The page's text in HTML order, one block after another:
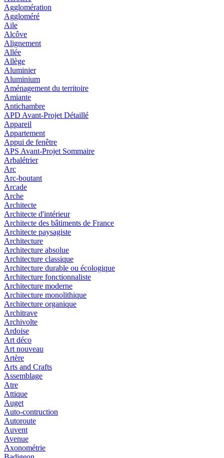
Agglomération
Aggloméré
Aile
Alcôve
Alignement
Allée
Allège
Aluminier
Aluminium
Aménagement du territoire
Amiante
Antichambre
APD Avant-Projet Détaillé
Appareil
Appartement
Appui de fenêtre
APS Avant-Projet Sommaire
Arbalétrier
Arc
Arc-boutant
Arcade
Arche
Architecte
Architecte d'intérieur
Architecte des bâtiments de France
Architecte paysagiste
Architecture
Architecture absolue
Architecture classique
Architecture durable ou écologique
Architecture fonctionnaliste
Architecture moderne
Architecture monolithique
Architecture organique
Architrave
Archivolte
Ardoise
Art déco
Art nouveau
Artère
Arts and Crafts
Assemblage
Atre
Attique
Auget
Auto-contruction
Autoroute
Auvent
Avenue
Axonométrie